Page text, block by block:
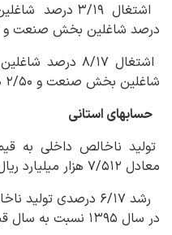
درصد شاغلین بخش صنعت و ۵۳ درصد شاغلین بخش خدمات
شاغلین بخش صنعت و ۲/۵۰ درصد شاغلین بخش خدمات
حساب‏های استانی
معادل ۷/۵۱۲ هزار میلیارد ریال
رشد ۶/۱۷ درصدی
در سال ۱۳۹۵ نسبت به سال قبل